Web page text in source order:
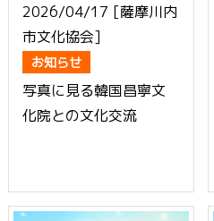
2026/04/17 [薩摩川内
市文化協会]
お知らせ
写真に見る韓国昌寧文
化院との文化交流